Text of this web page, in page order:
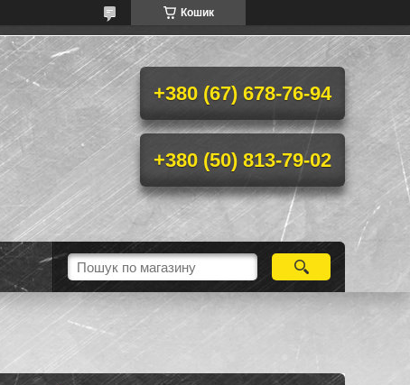
Кошик
+380 (67) 678-76-94
+380 (50) 813-79-02